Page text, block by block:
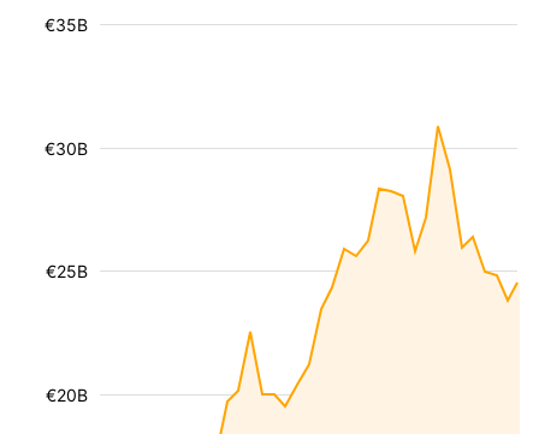
€20B
€25B
€30B
€35B